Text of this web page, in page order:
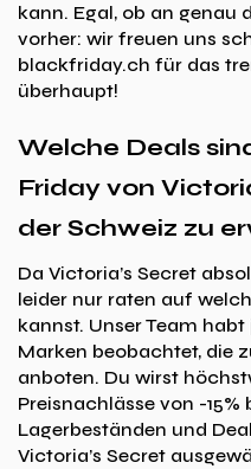
kann. Egal, ob an genau
vorher: wir freuen uns
blackfriday.ch für das
überhaupt!
Welche Deals
Friday von
der Schweiz zu
Da Victoria’s Secret
leider nur raten auf
kannst. Unser Team
Marken beobachtet, die
anboten. Du wirst
Preisnachlässe von -15%
Lagerbeständen und
Victoria’s Secret